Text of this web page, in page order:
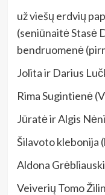
už viešų erdvių
(seniūnaitė Stasė
bendruomenė
Jolita ir Darius
Rima Sugintienė
Jūratė ir Algis
Šilavoto klebonija
Aldona
Veiverių Tomo